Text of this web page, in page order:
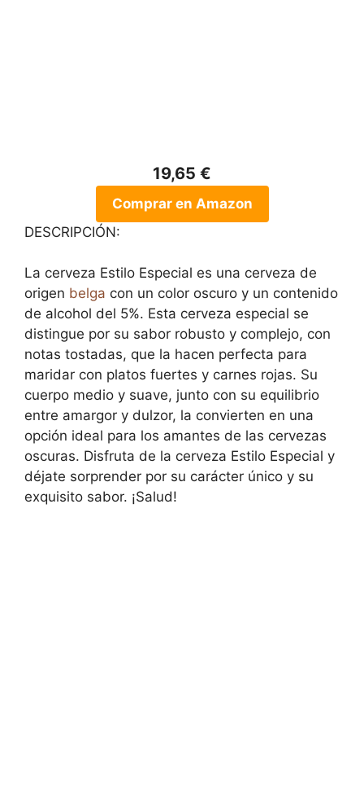
19,65 €
Comprar en Amazon
DESCRIPCIÓN:
La cerveza Estilo Especial es una cerveza de
origen belga con un color oscuro y un contenido
de alcohol del 5%. Esta cerveza especial se
distingue por su sabor robusto y complejo, con
notas tostadas, que la hacen perfecta para
maridar con platos fuertes y carnes rojas. Su
cuerpo medio y suave, junto con su equilibrio
entre amargor y dulzor, la convierten en una
opción ideal para los amantes de las cervezas
oscuras. Disfruta de la cerveza Estilo Especial y
déjate sorprender por su carácter único y su
exquisito sabor. ¡Salud!